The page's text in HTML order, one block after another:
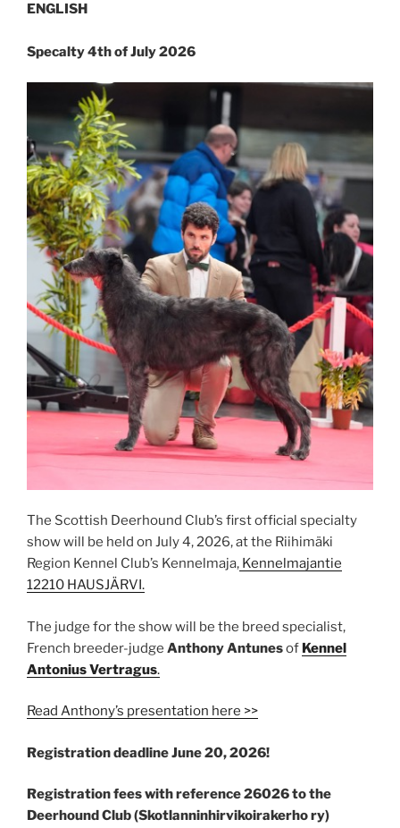
ENGLISH
Specalty 4th of July 2026
The Scottish Deerhound Club’s first official specialty
show will be held on July 4, 2026, at the Riihimäki
Region Kennel Club’s Kennelmaja, Kennelmajantie
12210 HAUSJÄRVI.
The judge for the show will be the breed specialist,
French breeder-judge Anthony Antunesof Kennel
Antonius Vertragus.
Read Anthony’s presentation here >>
Registration deadline June 20, 2026!
Registration fees with reference 26026 to the
Deerhound Club (Skotlanninhirvikoirakerho ry)